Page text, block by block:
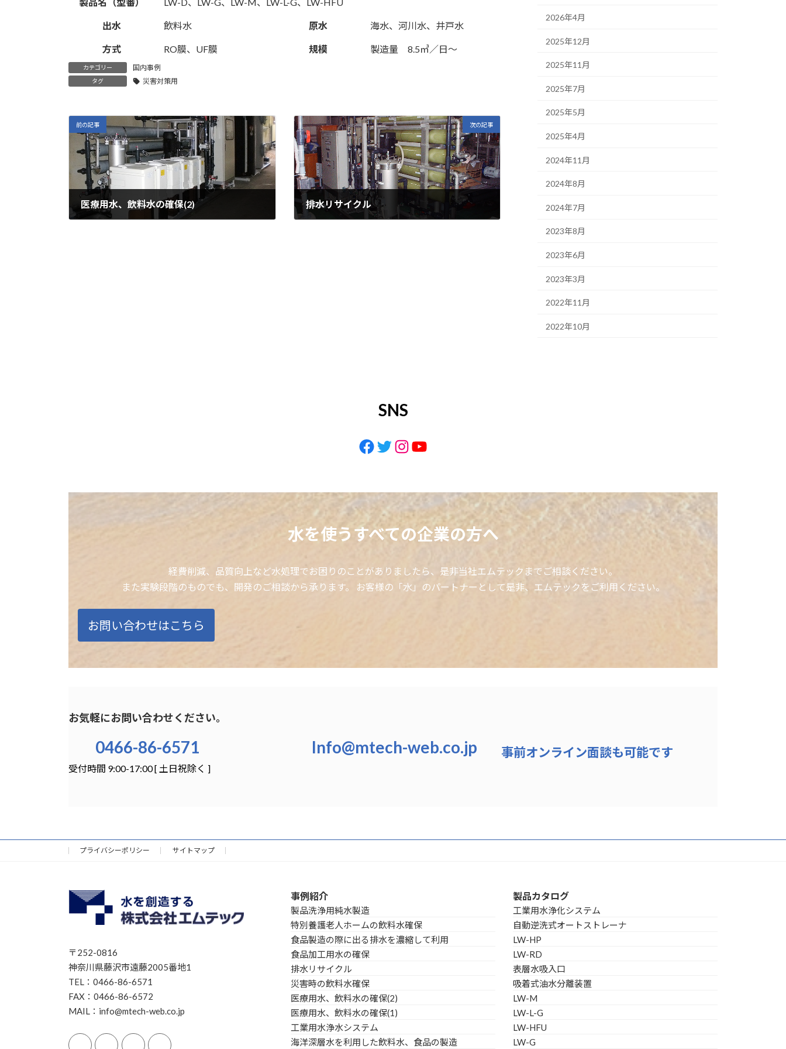
出水 飲料水 原水 海水、河川水、井戸水
方式 RO膜、UF膜 規模 製造量 8.5㎥／日～
カテゴリー 国内事例
タグ 災害対策用
前の記事
医療用水、飲料水の確保(2)
次の記事
排水リサイクル
2026年4月
2025年12月
2025年11月
2025年7月
2025年5月
2025年4月
2024年11月
2024年8月
2024年7月
2023年8月
2023年6月
2023年3月
2022年11月
2022年10月
SNS
Facebook
Twitter
Instagram
YouTube
水を使うすべての企業の方へ
経費削減、品質向上など水処理でお困りのことがありましたら、是非当社エムテックまでご相談ください。
また実験段階のものでも、開発のご相談から承ります。 お客様の「水」のパートナーとして是非、エムテックをご利用ください。
お問い合わせはこちら
お気軽にお問い合わせください。
0466-86-6571
受付時間 9:00-17:00 [ 土日祝除く ]
Info@mtech-web.co.jp 事前オンライン面談も可能です
プライバシーポリシー サイトマップ
〒252-0816
神奈川県藤沢市遠藤2005番地1
TEL：0466-86-6571
FAX：0466-86-6572
MAIL：info@mtech-web.co.jp
事例紹介
製品洗浄用純水製造
特別養護老人ホームの飲料水確保
食品製造の際に出る排水を濃縮して利用
食品加工用水の確保
排水リサイクル
災害時の飲料水確保
医療用水、飲料水の確保(2)
医療用水、飲料水の確保(1)
工業用水浄水システム
海洋深層水を利用した飲料水、食品の製造
製品カタログ
工業用水浄化システム
自動逆洗式オートストレーナ
LW-HP
LW-RD
表層水吸入口
吸着式油水分離装置
LW-M
LW-L-G
LW-HFU
LW-G